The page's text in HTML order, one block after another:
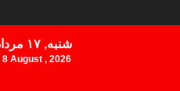
شنبه, ۱۷ مرداد , ۱۴۰۵
August , 2026